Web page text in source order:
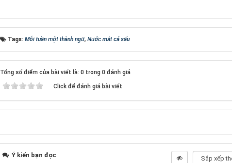
Tags: Mỗi tuần một thành ngữ, Nước mắt cá sấu
Tổng số điểm của bài viết là: 0 trong 0 đánh giá
Click để đánh giá bài viết
Ý kiến bạn đọc